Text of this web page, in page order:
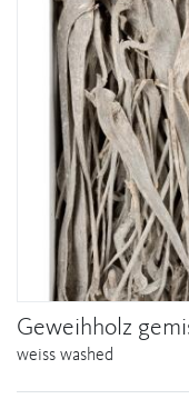
Geweihholz
weiss washed